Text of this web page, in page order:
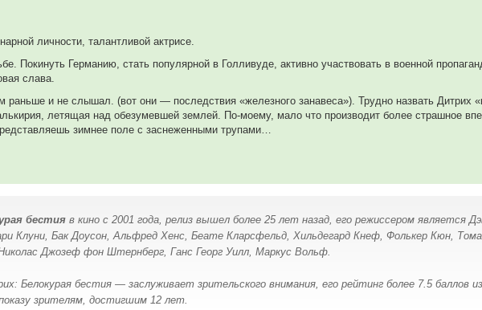
личности, талантливой актрисе.
Покинуть Германию, стать популярной в Голливуде, активно участвовать в военной
слава.
и не слышал. (вот они — последствия «железного занавеса»). Трудно назвать Дитрих
летящая над обезумевшей землей. По-моему, мало что производит более страшное
зимнее поле с заснеженными трупами…
бестия в кино с 2001 года, релиз вышел более 25 лет назад, его режиссером является
Клуни, Бак Доусон, Альфред Хенс, Беате Кларсфельд, Хильдегард Кнеф, Фолькер Кюн,
Джозеф фон Штернберг, Ганс Георг Уилл, Маркус Вольф.
Белокурая бестия — заслуживает зрительского внимания, его рейтинг более 7.5 баллов
зрителям, достигшим 12 лет.